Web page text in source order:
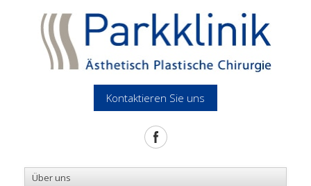
Kontaktieren Sie uns